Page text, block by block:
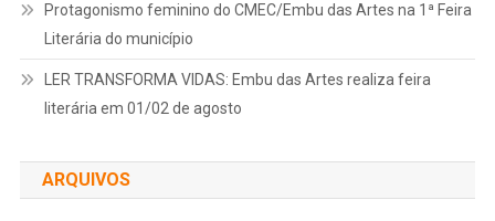
Protagonismo feminino do CMEC/Embu das Artes na 1ª Feira
Literária do município
LER TRANSFORMA VIDAS: Embu das Artes realiza feira
literária em 01/02 de agosto
ARQUIVOS